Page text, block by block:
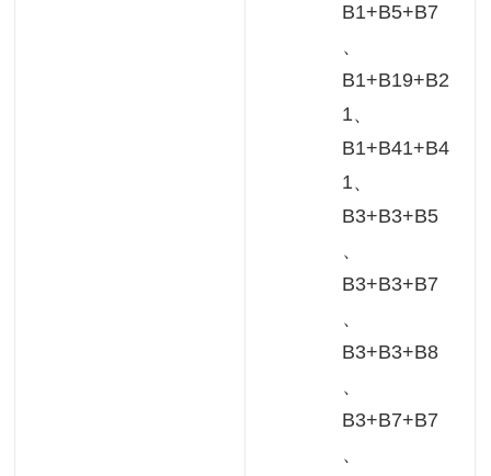
B1+B5+B7
、
B1+B19+B2
1、
B1+B41+B4
1、
B3+B3+B5
、
B3+B3+B7
、
B3+B3+B8
、
B3+B7+B7
、